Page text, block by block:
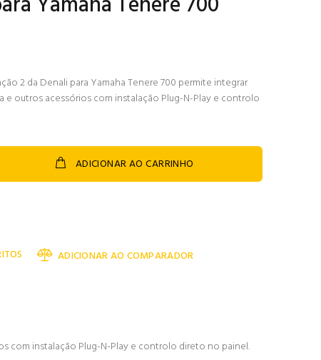
2 da Denali para Yamaha Tenere 700 permite integrar
e outros acessórios com instalação Plug-N-Play e controlo
ADICIONAR AO CARRINHO
ADICIONAR AO COMPARADOR
com instalação Plug-N-Play e controlo direto no painel.